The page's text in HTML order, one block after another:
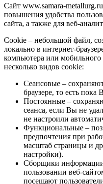
Сайт www.samara-
повышения удобства
сайта, а также для веб-
Cookie – небольшой файл,
локально в интернет-
компьютера или мобильного
несколько видов cookie:
Сеансовые –
браузере, то есть пока
Постоянные –
сеанса, если Вы не
не настроили
Функциональные –
предпочтения при
масштаб страницы и
настройки).
Сборщики
пользовании веб-
посещают